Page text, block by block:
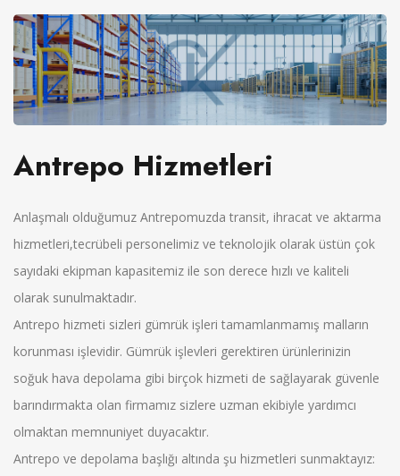
Antrepo Hizmetleri
Anlaşmalı olduğumuz Antrepomuzda transit, ihracat ve aktarma
hizmetleri,tecrübeli personelimiz ve teknolojik olarak üstün çok
sayıdaki ekipman kapasitemiz ile son derece hızlı ve kaliteli
olarak sunulmaktadır.
Antrepo hizmeti sizleri gümrük işleri tamamlanmamış malların
korunması işlevidir. Gümrük işlevleri gerektiren ürünlerinizin
soğuk hava depolama gibi birçok hizmeti de sağlayarak güvenle
barındırmakta olan firmamız sizlere uzman ekibiyle yardımcı
olmaktan memnuniyet duyacaktır.
Antrepo ve depolama başlığı altında şu hizmetleri sunmaktayız: